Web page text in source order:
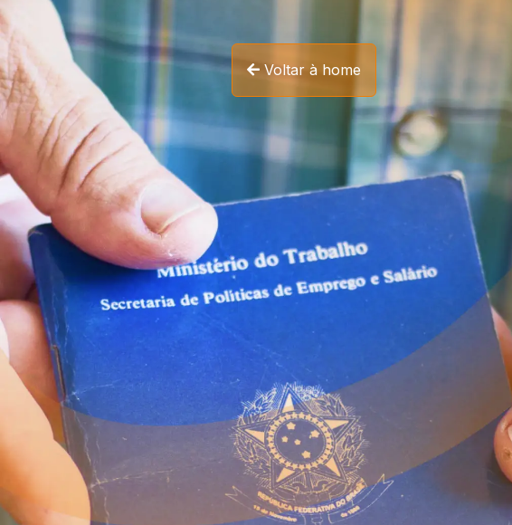
Voltar à home